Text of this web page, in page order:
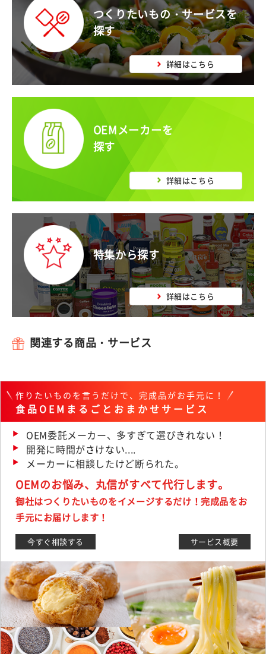
つくりたいもの・サービスを
探す
詳細はこちら
OEMメーカーを
探す
詳細はこちら
特集から探す
詳細はこちら
関連する商品・サービス
作りたいものを言うだけで、完成品がお手元に！
食品OEMまるごとおまかせサービス
OEM委託メーカー、多すぎて選びきれない！
開発に時間がさけない....
メーカーに相談したけど断られた。
OEMのお悩み、丸信がすべて代行します。
御社はつくりたいものをイメージするだけ！完成品をお
手元にお届けします！
今すぐ相談する サービス概要